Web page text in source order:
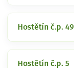
Hostětín č.p. 49
Hostětín č.p. 5